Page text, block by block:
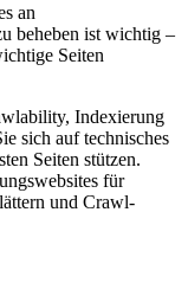
an
beheben ist wichtig –
Seiten
Indexierung
sich auf technisches
Seiten stützen.
für
und Crawl-